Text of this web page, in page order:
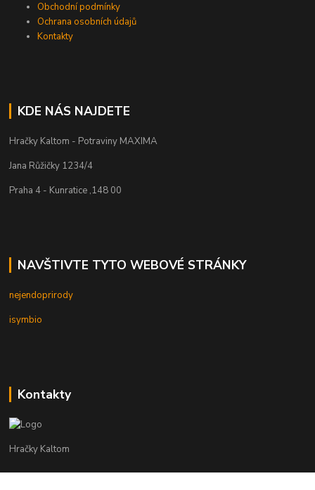
Obchodní podmínky
Ochrana osobních údajů
Kontakty
KDE NÁS NAJDETE
Hračky Kaltom - Potraviny MAXIMA
Jana Růžičky 1234/4
Praha 4 - Kunratice ,148 00
NAVŠTIVTE TYTO WEBOVÉ STRÁNKY
nejendoprirody
isymbio
Kontakty
Hračky Kaltom